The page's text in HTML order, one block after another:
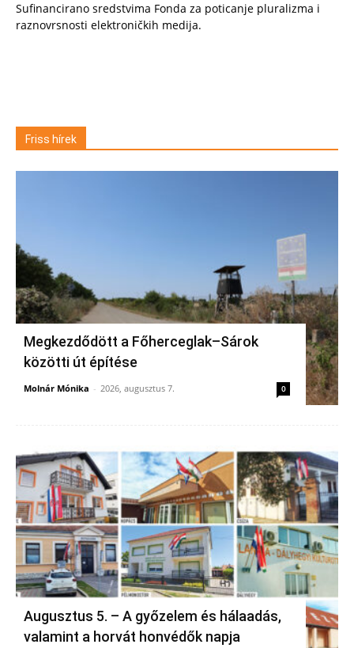
Sufinancirano sredstvima Fonda za poticanje pluralizma i
raznovrsnosti elektroničkih medija.
Friss hírek
Megkezdődött a Főherceglak–Sárok
közötti út építése
Molnár Mónika - 2026, augusztus 7. 0
Augusztus 5. – A győzelem és hálaadás,
valamint a horvát honvédők napja